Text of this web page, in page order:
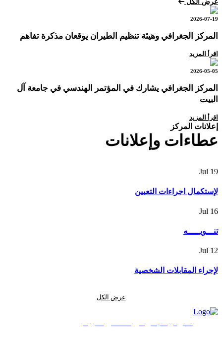
عرض الكل
2026-07-19
المركز الجغرافي وهيئة تنظيم الطيران يوقعان مذكرة تفاهم
اقرأ المزيد
2026-05-05
المركز الجغرافي يشارك في المؤتمر الهندسي في جامعة آل
البيت
اقرأ المزيد
إعلانات المركز
عطاءات وإعلانات
19
Jul
لإستكمال اجراءات التعيين
16
Jul
تنـــويـــــه
12
Jul
لإجراء المقابلات الشخصية
عرض الكل